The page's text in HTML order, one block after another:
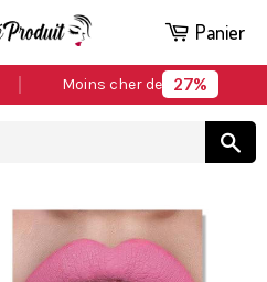
Moins cher de 27%
Panier